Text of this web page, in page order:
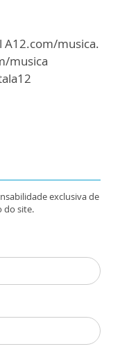
A12.com/musica.
musica
exclusiva de
do site.